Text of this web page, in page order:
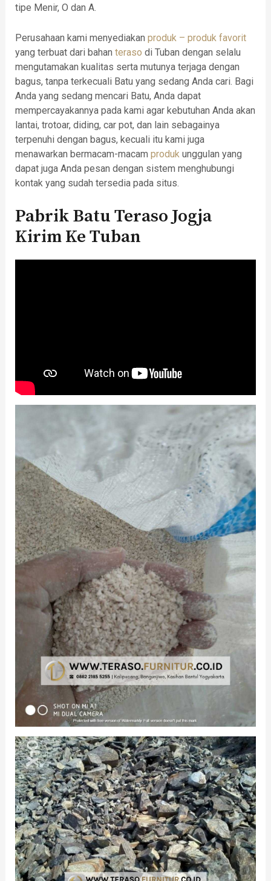
tipe Menir, O dan A.
Perusahaan kami menyediakan produk – produk favorit
yang terbuat dari bahan teraso di Tuban dengan selalu
mengutamakan kualitas serta mutunya terjaga dengan
bagus, tanpa terkecuali Batu yang sedang Anda cari. Bagi
Anda yang sedang mencari Batu, Anda dapat
mempercayakannya pada kami agar kebutuhan Anda akan
lantai, trotoar, diding, car pot, dan lain sebagainya
terpenuhi dengan bagus, kecuali itu kami juga
menawarkan bermacam-macam produkunggulan yang
dapat juga Anda pesan dengan sistem menghubungi
kontak yang sudah tersedia pada situs.
Pabrik Batu Teraso Jogja
Kirim Ke Tuban